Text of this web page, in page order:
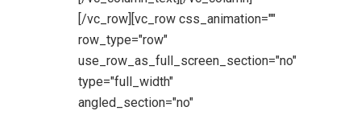
[/vc_row][vc_row css_animation=""
row_type="row"
use_row_as_full_screen_section="no"
type="full_width"
angled_section="no"